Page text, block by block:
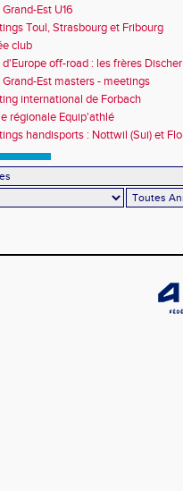
Est U16
Toul, Strasbourg et Fribourg
club
d'Europe off-road : les frères
Est masters - meetings
international de Forbach
régionale Equip'athlé
handisports : Nottwil (Sui) et